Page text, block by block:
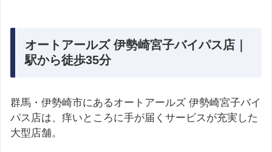
オートアールズ 伊勢崎宮子バイパス店｜
駅から徒歩35分
群馬・伊勢崎市にあるオートアールズ 伊勢崎宮子バイ
パス店は、痒いところに手が届くサービスが充実した
大型店舗。